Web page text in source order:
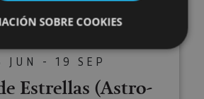
JUN - 19 SEP
Estrellas (Astro-
SOBRE COOKIES
estrictamente necesarias